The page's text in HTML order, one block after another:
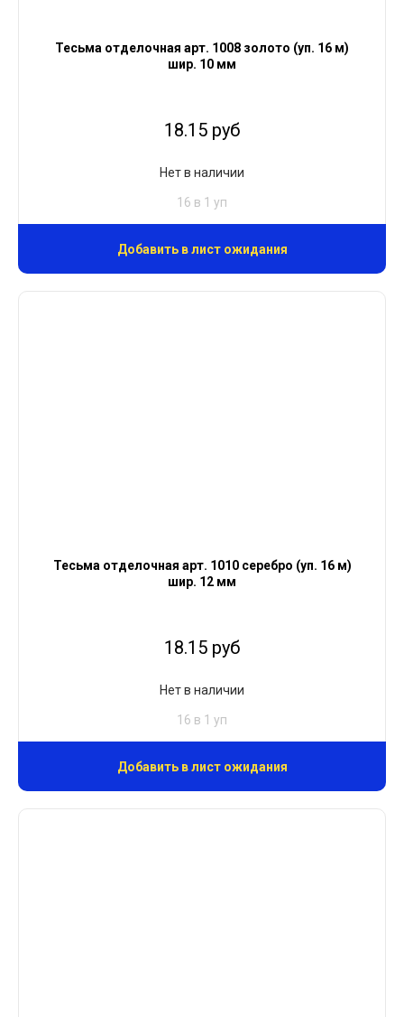
Тесьма отделочная арт. 1008 золото (уп. 16 м)
шир. 10 мм
18.15 руб
Нет в наличии
16 в 1 уп
Добавить в лист ожидания
Тесьма отделочная арт. 1010 серебро (уп. 16 м)
шир. 12 мм
18.15 руб
Нет в наличии
16 в 1 уп
Добавить в лист ожидания